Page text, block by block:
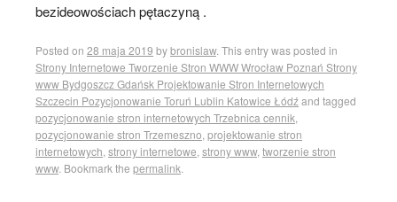
bezideowościach pętaczyną .
Posted on 28 maja 2019 bybronislaw. This entry was posted in
Strony Internetowe Tworzenie Stron WWW Wrocław Poznań Strony
www Bydgoszcz Gdańsk Projektowanie Stron Internetowych
Szczecin Pozycjonowanie Toruń Lublin Katowice Łódźand tagged
pozycjonowanie stron internetowych Trzebnica cennik
pozycjonowanie stron Trzemeszno projektowanie stron
internetowych strony internetowe strony www, tworzenie stron
www. Bookmark the permalink